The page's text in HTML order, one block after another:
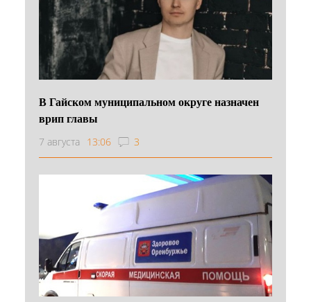
В Гайском муниципальном округе назначен
врип главы
7 августа 13:06 3